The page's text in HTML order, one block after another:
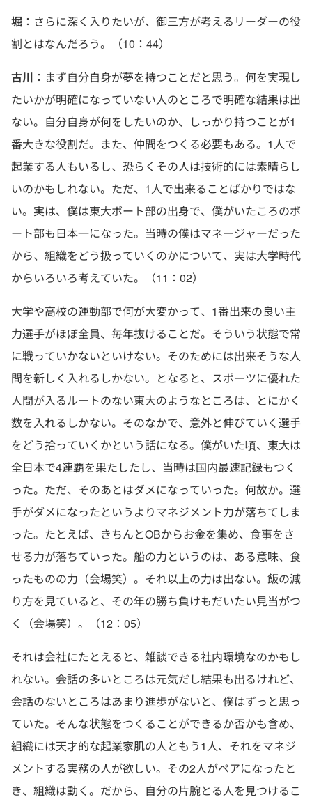
堀 ：さらに深く入りたいが、御三方が考えるリーダーの役
割とはなんだろう。（10：44）
古川 ：まず自分自身が夢を持つことだと思う。何を実現し
たいかが明確になっていない人のところで明確な結果は出
ない。自分自身が何をしたいのか、しっかり持つことが1
番大きな役割だ。また、仲間をつくる必要もある。1人で
起業する人もいるし、恐らくその人は技術的には素晴らし
いのかもしれない。ただ、1人で出来ることばかりではな
い。実は、僕は東大ボート部の出身で、僕がいたころのボ
ート部も日本一になった。当時の僕はマネージャーだった
から、組織をどう扱っていくのかについて、実は大学時代
からいろいろ考えていた。（11：02）
大学や高校の運動部で何が大変かって、1番出来の良い主
力選手がほぼ全員、毎年抜けることだ。そういう状態で常
に戦っていかないといけない。そのためには出来そうな人
間を新しく入れるしかない。となると、スポーツに優れた
人間が入るルートのない東大のようなところは、とにかく
数を入れるしかない。そのなかで、意外と伸びていく選手
をどう拾っていくかという話になる。僕がいた頃、東大は
全日本で4連覇を果たしたし、当時は国内最速記録もつく
った。ただ、そのあとはダメになっていった。何故か。選
手がダメになったというよりマネジメント力が落ちてしま
った。たとえば、きちんとOBからお金を集め、食事をさ
せる力が落ちていった。船の力というのは、ある意味、食
ったものの力（会場笑）。それ以上の力は出ない。飯の減
り方を見ていると、その年の勝ち負けもだいたい見当がつ
く（会場笑）。（12：05）
それは会社にたとえると、雑談できる社内環境なのかもし
れない。会話の多いところは元気だし結果も出るけれど、
会話のないところはあまり進歩がないと、僕はずっと思っ
ていた。そんな状態をつくることができるか否かも含め、
組織には天才的な起業家肌の人ともう1人、それをマネジ
メントする実務の人が欲しい。その2人がペアになったと
き、組織は動く。だから、自分の片腕とる人を見つけるこ